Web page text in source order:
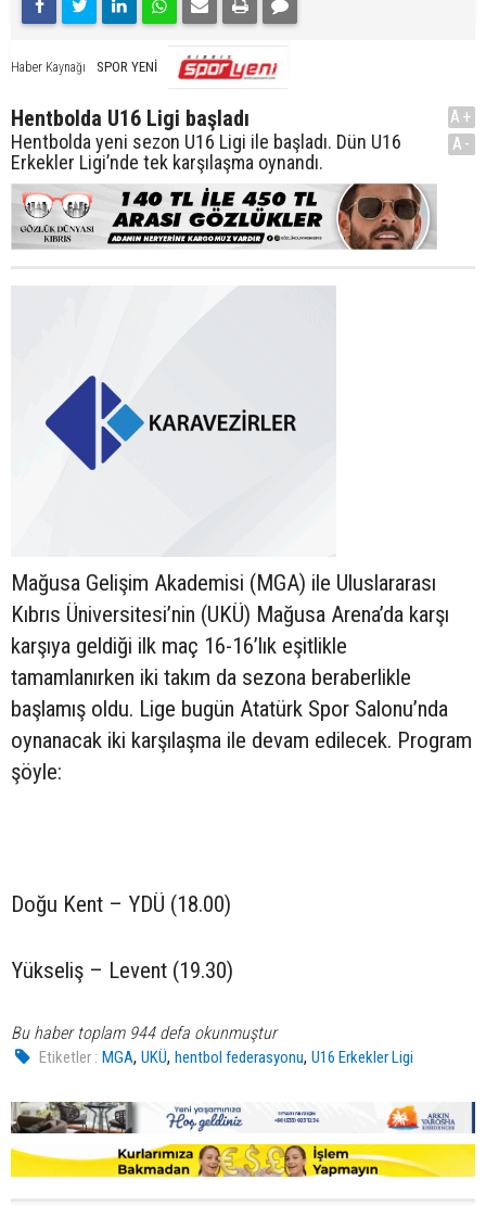
Haber Kaynağı SPOR YENİ
Hentbolda U16 Ligi başladı
Hentbolda yeni sezon U16 Ligi ile başladı. Dün U16
Erkekler Ligi’nde tek karşılaşma oynandı.
A+
A-
Mağusa Gelişim Akademisi (MGA) ile Uluslararası
Kıbrıs Üniversitesi’nin (UKÜ) Mağusa Arena’da karşı
karşıya geldiği ilk maç 16-16’lık eşitlikle
tamamlanırken iki takım da sezona beraberlikle
başlamış oldu. Lige bugün Atatürk Spor Salonu’nda
oynanacak iki karşılaşma ile devam edilecek. Program
şöyle:
Doğu Kent – YDÜ (18.00)
Yükseliş – Levent (19.30)
Bu haber toplam 944 defa okunmuştur
Etiketler : MGA,UKÜ,hentbol federasyonu,U16 Erkekler Ligi